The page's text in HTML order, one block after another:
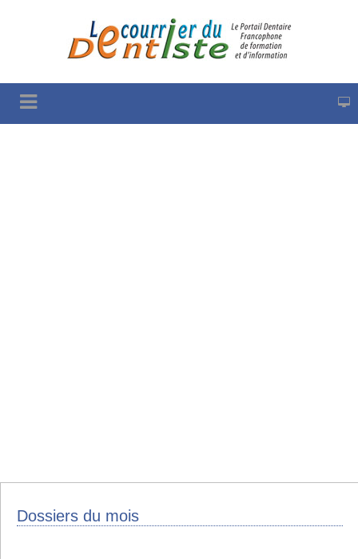
Dossiers du mois